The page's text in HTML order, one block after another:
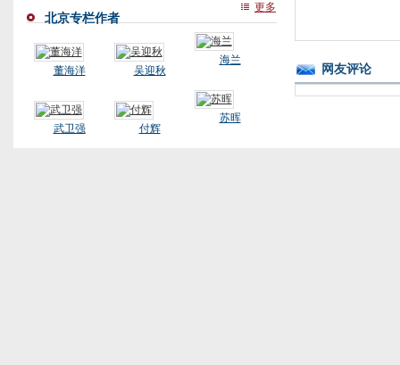
北京专栏作者
更多
董海洋 吴迎秋
海兰
武卫强 付辉
苏晖
网友评论